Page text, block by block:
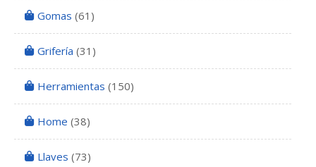
Gomas (61)
Grifería (31)
Herramientas (150)
Home (38)
Llaves (73)